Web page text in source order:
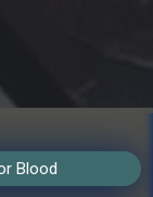
Blood